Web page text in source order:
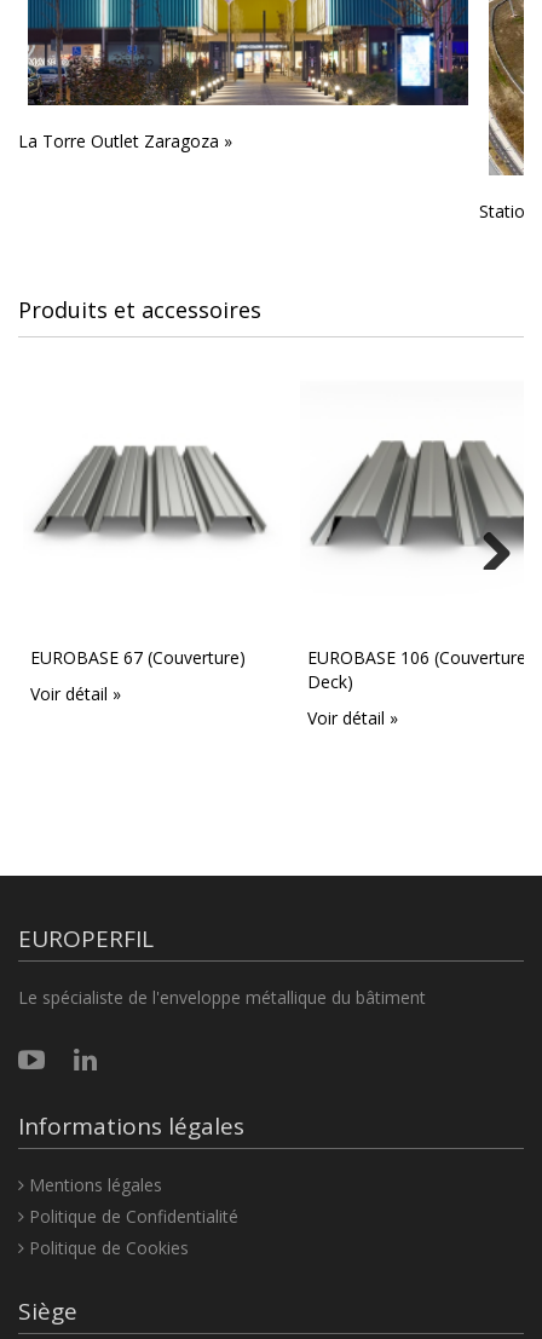
La Torre Outlet Zaragoza »
Station
Produits et accessoires
EUROBASE 67 (Couverture)
Voir détail »
EUROBASE 106 (Couverture
Deck)
Voir détail »
EUROPERFIL
Le spécialiste de l'enveloppe métallique du bâtiment
Informations légales
Mentions légales
Politique de Confidentialité
Politique de Cookies
Siège